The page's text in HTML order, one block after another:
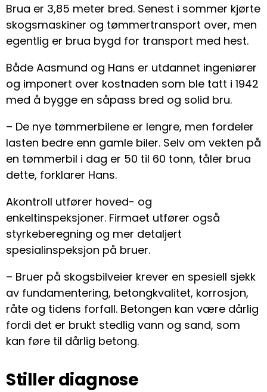
Brua er 3,85 meter bred. Senest i sommer kjørte
skogsmaskiner og tømmertransport over, men
egentlig er brua bygd for transport med hest.
Både Aasmund og Hans er utdannet ingeniører
og imponert over kostnaden som ble tatt i 1942
med å bygge en såpass bred og solid bru.
– De nye tømmerbilene er lengre, men fordeler
lasten bedre enn gamle biler. Selv om vekten på
en tømmerbil i dag er 50 til 60 tonn, tåler brua
dette, forklarer Hans.
Akontroll utfører hoved- og
enkeltinspeksjoner. Firmaet utfører også
styrkeberegning og mer detaljert
spesialinspeksjon på bruer.
– Bruer på skogsbilveier krever en spesiell sjekk
av fundamentering, betongkvalitet, korrosjon,
råte og tidens forfall. Betongen kan være dårlig
fordi det er brukt stedlig vann og sand, som
kan føre til dårlig betong.
Stiller diagnose